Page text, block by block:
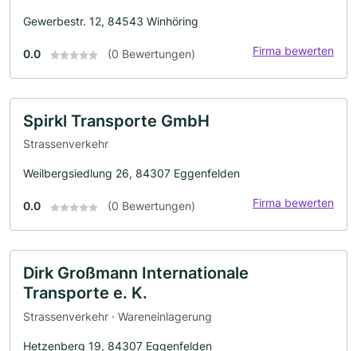
Gewerbestr. 12, 84543 Winhöring
0.0 (0 Bewertungen) Firma bewerten
Spirkl Transporte GmbH
Strassenverkehr
Weilbergsiedlung 26, 84307 Eggenfelden
0.0 (0 Bewertungen) Firma bewerten
Dirk Großmann Internationale
Transporte e. K.
Strassenverkehr · Wareneinlagerung
Hetzenberg 19, 84307 Eggenfelden